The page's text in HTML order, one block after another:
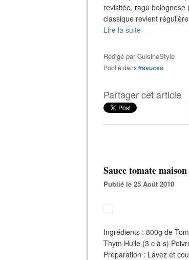
revisitée, ragù
classique revient
Lire la suite
Rédigé parCuisineStyle
Publié dans#sauces
Partager cet article
Sauce tomate
Publié le 25 Août 2010
Ingrédients : 800g de
Thym Huile (3 c à s)
Préparation : Lavez et